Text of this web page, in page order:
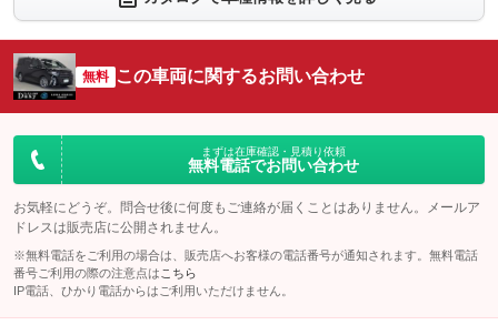
：装備あり ：装備あり
サイドカメラ
：装備あり ルーフレール
：装備なし
：装備なし
：装備なし
無料 この車両に関するお問い合わせ
まずは在庫確認・見積り依頼
無料電話でお問い合わせ
お気軽にどうぞ。問合せ後に何度もご連絡が届くことはありません。メールア
ドレスは販売店に公開されません。
※無料電話をご利用の場合は、販売店へお客様の電話番号が通知されます。無料電話
番号ご利用の際の注意点は こちら
IP電話、ひかり電話からはご利用いただけません。